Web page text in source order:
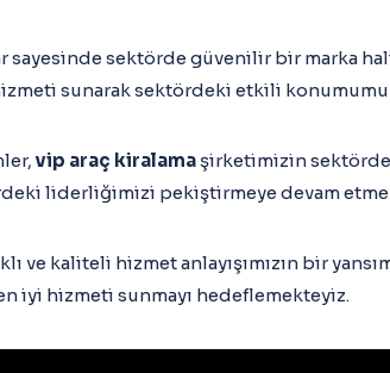
sektörde güvenilir bir marka
sunarak sektördeki etkili
vip araç kiralamaşirketimizin
liderliğimizi pekiştirmeye devam
ve kaliteli hizmet anlayışımızın bir
iyi hizmeti sunmayı hedeflemekteyiz.